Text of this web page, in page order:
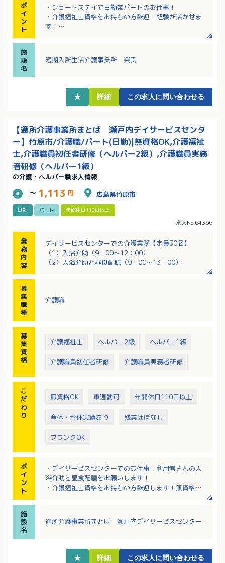
ポ
イ
ン
ト
・ショートステイで日勤帯パートのお仕事！
・介護福祉士資格をお持ちの方歓迎！経験が活かせま
す！
・長く勤務される職員さんが多く安定的に勤務ができ
ます！
施
設
名
短期入所生活介護事業所 楽受
★ 詳細 この求人に問い合わせる
【通所介護事業所まとば 瀬戸内デイサービスセンタ
ー】竹原市/介護職/パート(日勤)|無資格OK,介護福祉
士,介護職員初任者研修（ヘルパー2級）,介護職員実務
者研修（ヘルパー1級）
の介護・ヘルパー職求人情報
～ 1,113 円 広島県竹原市
日勤 パート 年間休日110日以上
求人No.64366
業
務
内
容
デイサービスセンターでの介護業務【定員30名】
（1）入浴介助（9：00～12：00）
（2）入浴介助と昼食配膳（9：00～13：00）
募
集
職
種
介護職
募
集
資
格
介護福祉士 ヘルパー2級 ヘルパー1級
介護職員初任者研修 介護職員実務者研修
こ
だ
わ
り
無資格OK 車通勤可 年間休日110日以上
産休・育休実績あり 残業ほぼなし
ブランクOK
ポ
イ
ン
ト
・デイサービスセンターでのお仕事！利用者さんの入
浴介助と昼食配膳をお願いします！
・介護福祉士資格をお持ちの方歓迎します！無資格の
・長く勤務される職員さんが多く安定的に勤務ができ
施
設
名
通所介護事業所まとば 瀬戸内デイサービスセンター
★ 詳細 この求人に問い合わせる